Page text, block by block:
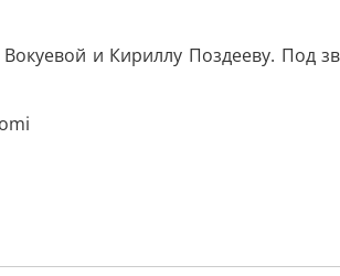
и Кириллу Поздееву.